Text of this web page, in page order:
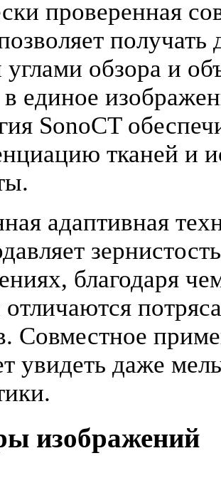
проверенная
обзора и
единое
SonoCT
тканей и
адаптивная
благодаря
Совместное
увидеть даже
изображений